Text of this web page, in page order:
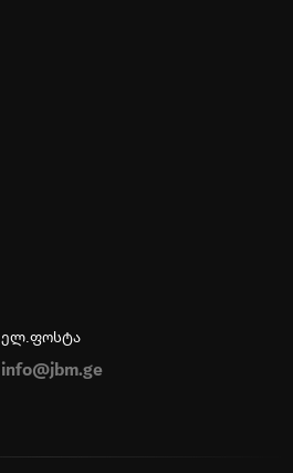
ელ.ფოსტა
info@jbm.ge